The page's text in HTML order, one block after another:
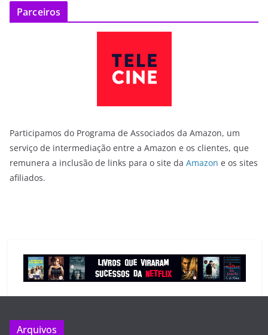
Parceiros
Participamos do Programa de Associados da Amazon, um
serviço de intermediação entre a Amazon e os clientes, que
remunera a inclusão de links para o site da Amazon e os sites
afiliados.
Arquivos